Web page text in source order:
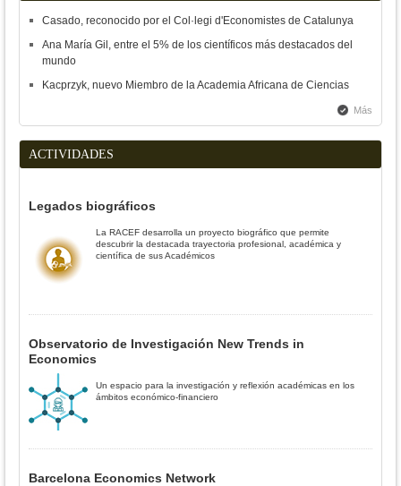
Casado, reconocido por el Col·legi d'Economistes de Catalunya
Ana María Gil, entre el 5% de los científicos más destacados del
mundo
Kacprzyk, nuevo Miembro de la Academia Africana de Ciencias
Más
ACTIVIDADES
Legados biográficos
La RACEF desarrolla un proyecto biográfico que permite
descubrir la destacada trayectoria profesional, académica y
científica de sus Académicos
Observatorio de Investigación New Trends in
Economics
Un espacio para la investigación y reflexión académicas en los
ámbitos económico-financiero
Barcelona Economics Network